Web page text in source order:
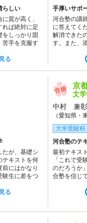
らしい
質が高く、
れば絶対に定
をしっかり固
苦手を克服す
る
手厚いサポ
河合塾の講
に答えてく
解消できた
す。また、
安でしたが
く伸ばせま
たが、基礎シ
テキストを何
にはかなり
験生に差をつ
つながりま
る
京
文
中村 兼
（愛知県・
大学受験科
河合塾のテ
最初テキス
「これで受
のだろうか
合塾を信じ
ながりまし